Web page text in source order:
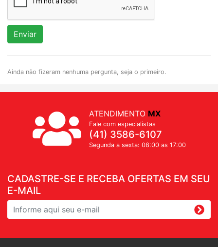
Enviar
Ainda não fizeram nenhuma pergunta, seja o primeiro.
CADASTRE-SE E RECEBA OFERTAS EM SEU
E-MAIL
ATENDIMENTO MX
Fale com especialistas
(41) 3586-6107
Segunda a sexta: 08:00 as 17:00